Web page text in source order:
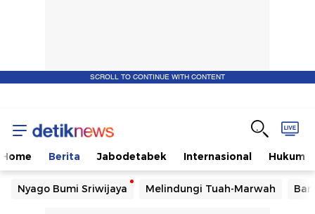
SCROLL TO CONTINUE WITH CONTENT
Home Berita Jabodetabek Internasional Hukum
Nyago Bumi Sriwijaya Melindungi Tuah-Marwah